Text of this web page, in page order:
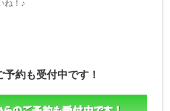
ね！♪
約も受付中です！